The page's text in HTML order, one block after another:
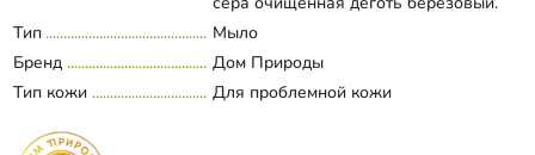
Тип
Мыло
Бренд
Дом Природы
Тип кожи
Для проблемной кожи